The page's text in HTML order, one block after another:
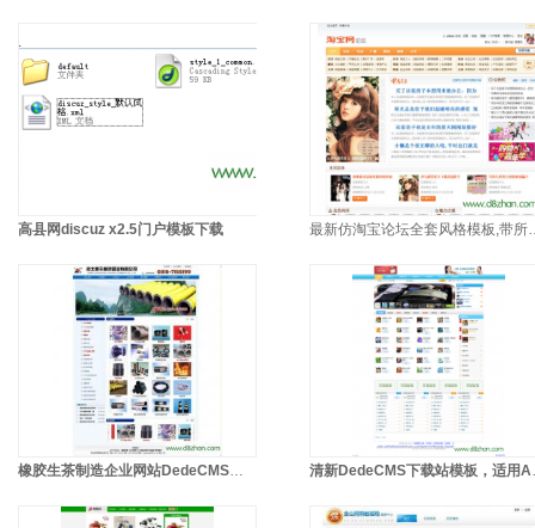
高县网discuz x2.5门户模板下载 最新仿淘宝论坛
橡胶生茶制造企业网站DedeCMS模板 清新